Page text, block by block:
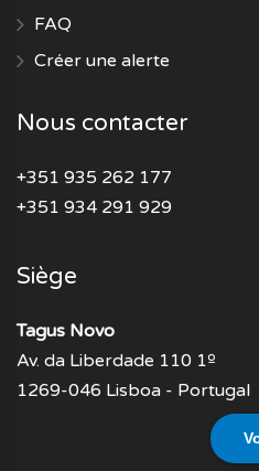
FAQ
Créer une alerte
Nous contacter
+351 935 262 177
+351 934 291 929
Siège
Tagus Novo
Av. da Liberdade 110 1º
1269-046 Lisboa - Portugal